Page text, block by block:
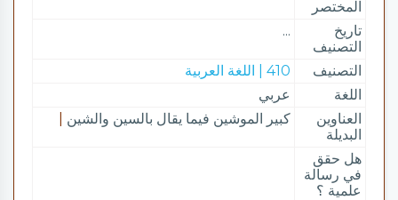
المختصر
تاريخ
التصنيف
...
التصنيف
410 | اللغة العربية
اللغة
عربي
العناوين
البديلة
كبير الموشين فيما يقال بالسين والشين
هل حقق
في رسالة
علمية ؟